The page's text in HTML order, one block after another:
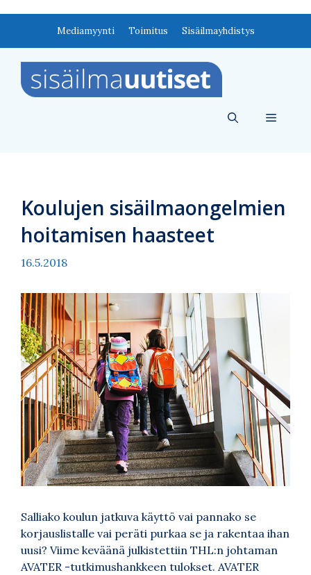
Mediamyynti Toimitus Sisäilmayhdistys
Valikko
Koulujen sisäilmaongelmien
hoitamisen haasteet
16.5.2018
Salliako koulun jatkuva käyttö vai pannako se
korjauslistalle vai peräti purkaa se ja rakentaa ihan
uusi? Viime keväänä julkistettiin THL:n johtaman
AVATER -tutkimushankkeen tulokset. AVATER